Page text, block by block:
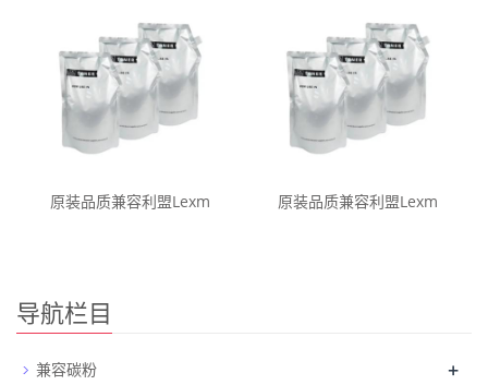
原装品质兼容利盟Lexm 原装品质兼容利盟Lexm
导航栏目
兼容碳粉 +